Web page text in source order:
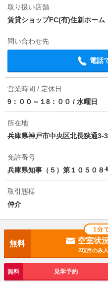
契約期間 普通借家 2年
損保
2026/08/05
次回更新予定日 2026/08/20
取り扱い店舗
賃貸ショップFC(有)住新ホーム
問い合わせ先
電話
営業時間 / 定休日
9：００～１8：００ / 水曜日
所在地
兵庫県神戸市中央区北長狭通
免許番号
兵庫県知事（５）第１０５０８
取引態様
仲介
1分
無料 空室状
2項目のみ
無料 見学予約